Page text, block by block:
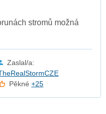
stromů možná
Zaslal/a:
Pěkné+25